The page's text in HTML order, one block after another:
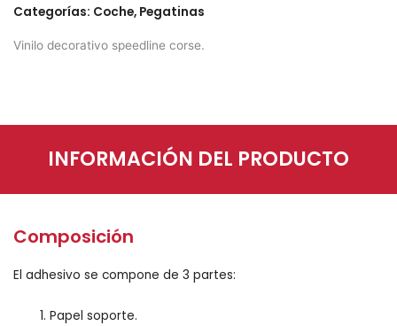
Categorías: Coche, Pegatinas
Vinilo decorativo speedline corse.
INFORMACIÓN DEL PRODUCTO
Composición
El adhesivo se compone de 3 partes:
Papel soporte.